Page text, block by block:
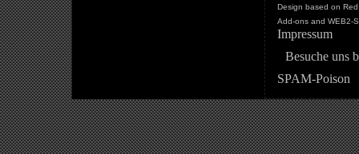
Design based on
Add-ons and WEB2-
Impressum
Besuche uns
SPAM-Poison